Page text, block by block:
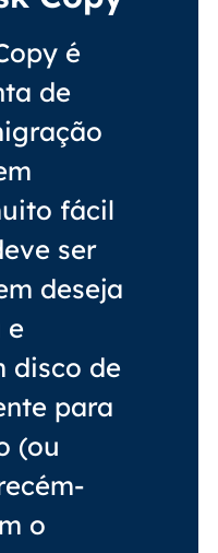
é
de
fácil
ser
deseja
e
disco de
para
(ou
o